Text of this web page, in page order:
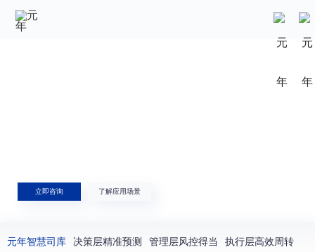
立即咨询 了解应用场景
元年智慧司库 决策层精准预测 管理层风控得当 执行层高效周转